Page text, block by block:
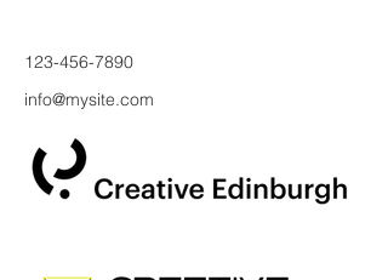
123-456-7890
info@mysite.com